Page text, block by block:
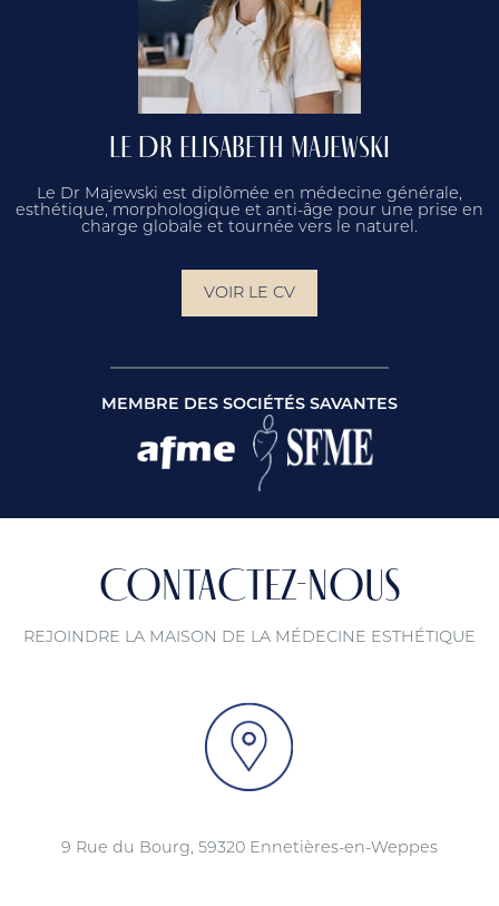
LE DR ELISABETH MAJEWSKI
Le Dr Majewski est diplômée en médecine générale,
esthétique, morphologique et anti-âge pour une prise en
charge globale et tournée vers le naturel.
VOIR LE CV
MEMBRE DES SOCIÉTÉS SAVANTES
CONTACTEZ-NOUS
REJOINDRE LA MAISON DE LA MÉDECINE ESTHÉTIQUE
9 Rue du Bourg, 59320 Ennetières-en-Weppes